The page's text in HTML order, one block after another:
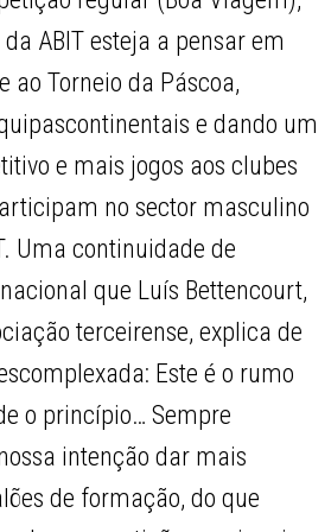
ABIT esteja a pensar em
ao Torneio da Páscoa,
e dando um
e mais jogos aos clubes
no sector masculino
Uma continuidade de
que Luís Bettencourt,
terceirense, explica de
Este é o rumo
o princípio… Sempre
intenção dar mais
de formação, do que